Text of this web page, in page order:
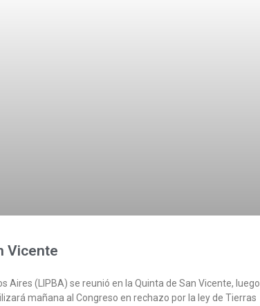
Vicente
Aires (LIPBA) se reunió en la Quinta de San Vicente, luego
mañana al Congreso en rechazo por la ley de Tierras